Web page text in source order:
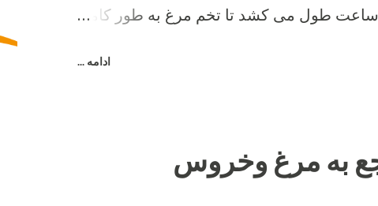
شروع به تشکیل تخم می کند و 26 ساعت طول می کشد تا تخم مرغ به طور کامل
ادامه ...